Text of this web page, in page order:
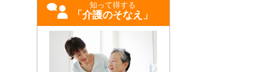
知って得する
「介護のそなえ」